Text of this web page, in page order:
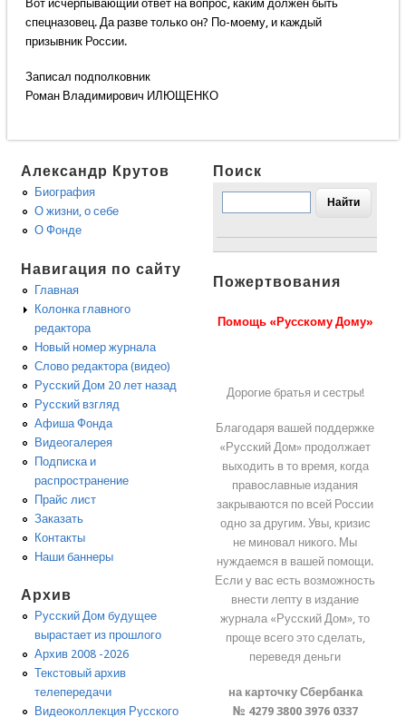
Вот исчерпывающий ответ на вопрос, каким должен быть
спецназовец. Да разве только он? По-моему, и каждый
призывник России.
Записал подполковник
Роман Владимирович ИЛЮЩЕНКО
Александр Крутов
Биография
О жизни, о себе
О Фонде
Навигация по сайту
Главная
Колонка главного
редактора
Новый номер журнала
Слово редактора (видео)
Русский Дом 20 лет назад
Русский взгляд
Афиша Фонда
Видеогалерея
Подписка и
распространение
Прайс лист
Заказать
Контакты
Наши баннеры
Архив
Русский Дом будущее
вырастает из прошлого
Архив 2008 -2026
Текстовый архив
телепередачи
Видеоколлекция Русского
Поиск
Пожертвования
Помощь «Русскому Дому»
Дорогие братья и сестры!
Благодаря вашей поддержке
«Русский Дом» продолжает
выходить в то время, когда
православные издания
закрываются по всей России
одно за другим. Увы, кризис
не миновал никого. Мы
нуждаемся в вашей помощи.
Если у вас есть возможность
внести лепту в издание
журнала «Русский Дом», то
проще всего это сделать,
переведя деньги
на карточку Сбербанка
№ 4279 3800 3976 0337